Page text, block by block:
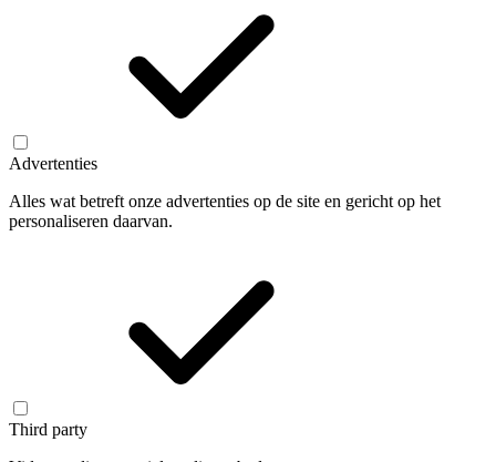
Advertenties
Alles wat betreft onze advertenties op de site en gericht op het
personaliseren daarvan.
Third party